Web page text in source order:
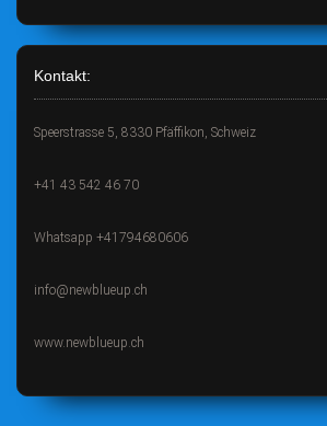
Kontakt:
Speerstrasse 5, 8330 Pfäffikon, Schweiz
+41 43 542 46 70
Whatsapp +41794680606
info@newblueup.ch
www.newblueup.ch